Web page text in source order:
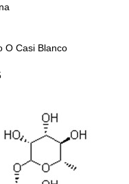
O Casi Blanco